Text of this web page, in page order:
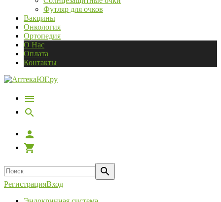
Футляр для очков
Вакцины
Онкология
Ортопедия
О Нас
Оплата
Контакты
РегистрацияВход